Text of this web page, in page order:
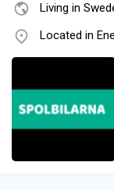
Living in
Located in